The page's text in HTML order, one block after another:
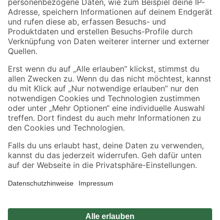
Zahlungsarten Versandarten
Sicher einkaufen
Jetzt die toom-App herunterladen
Alle Preisangaben in EUR inkl. gesetzl. MwSt.. Die dargestellten Angebote sind unter
Umständen nicht in allen Märkten verfügbar. Die angegebenen Verfügbarkeiten beziehen
Produkte nur solange der Vorrat reicht.
*Paketversand ab 59 € versandkostenfrei, gilt nicht für Artikel mit Speditionsversand, hier
Privatsphäre Impressum